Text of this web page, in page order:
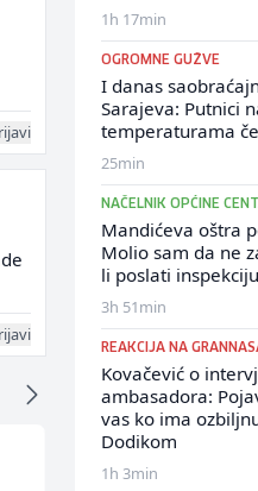
1h 17min
OGROMNE GUŽVE
I danas
Sarajeva: Putnici
temperaturama
25min
NAČELNIK OPĆINE
Mandićeva oštra
Molio sam da ne
li poslati
3h 51min
REAKCIJA NA
Kovačević o
ambasadora:
vas ko ima
Dodikom
1h 3min